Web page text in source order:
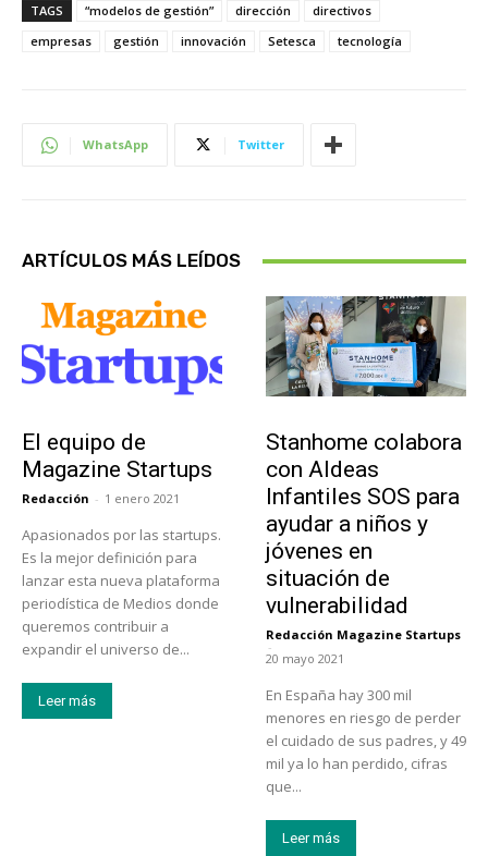
TAGS “modelos de gestión” dirección
directivos
empresas
gestión innovación Setesca tecnología
WhatsApp Twitter
ARTÍCULOS MÁS LEÍDOS
El equipo de
Magazine Startups
Redacción - 1 enero 2021
Apasionados por las startups.
Es la mejor definición para
lanzar esta nueva plataforma
periodística de Medios donde
queremos contribuir a
expandir el universo de...
Leer más
Stanhome colabora
con Aldeas
Infantiles SOS para
ayudar a niños y
jóvenes en
situación de
vulnerabilidad
Redacción Magazine Startups
-
20 mayo 2021
En España hay 300 mil
menores en riesgo de perder
el cuidado de sus padres, y 49
mil ya lo han perdido, cifras
que...
Leer más